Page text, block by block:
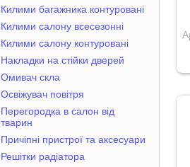
Килими багажника контуровані
Килими салону всесезонні
Килими салону контуровані
Накладки на стійки дверей
Омивач скла
Освіжувач повітря
Перегородка в салон від
тварин
Причіпні пристрої та аксесуари
Решітки радіатора